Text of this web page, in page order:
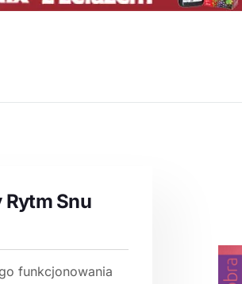
Snu
funkcjonowania